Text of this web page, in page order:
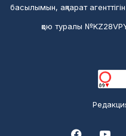
басылымын, ақпарат
қою туралы